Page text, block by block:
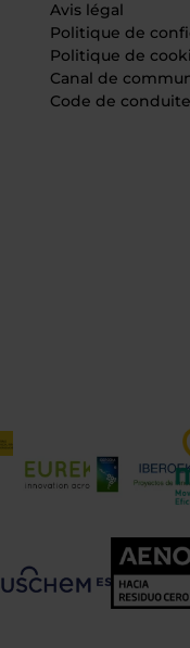
Avis légal
Politique de
Politique de
Canal de
Code de conduite